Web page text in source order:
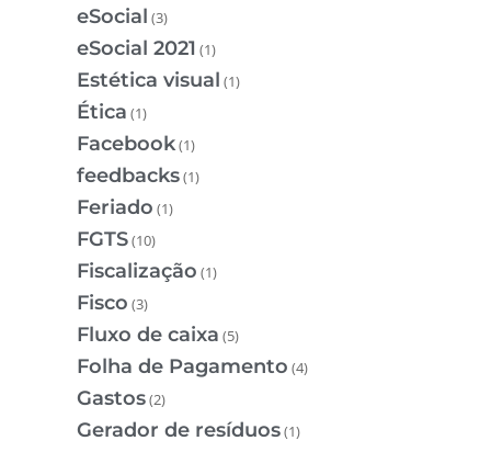
eSocial (3)
eSocial 2021 (1)
Estética visual (1)
Ética (1)
Facebook(1)
feedbacks(1)
Feriado (1)
FGTS(10)
Fiscalização (1)
Fisco (3)
Fluxo de caixa (5)
Folha de Pagamento (4)
Gastos(2)
Gerador de resíduos(1)